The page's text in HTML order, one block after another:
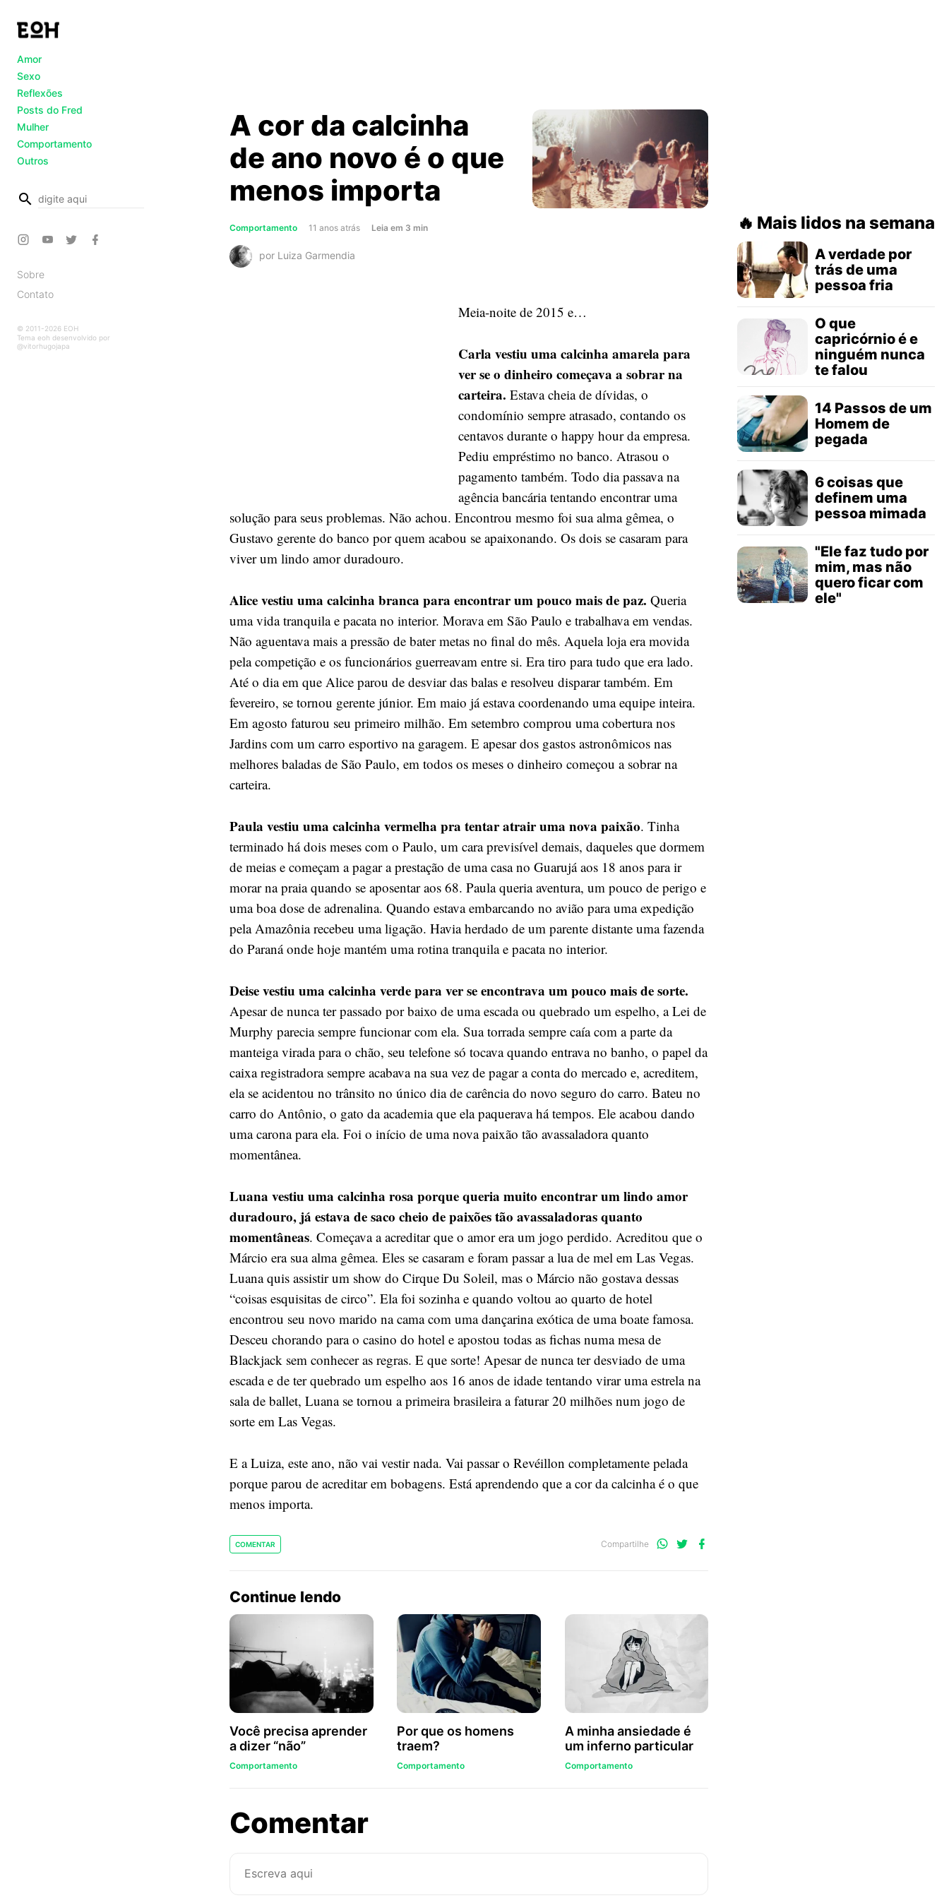
Amor
Sexo
Reflexões
Posts do Fred
Mulher
Comportamento
Outros
busca
Sobre
Contato
© 2011-2026 EOH
Tema eoh desenvolvido por
@vitorhugojapa
A cor da calcinha
de ano novo é o que
menos importa
Comportamento 11 anos atrás Leiaabout
em 3 min
por Luiza Garmendia
Meia-noite de 2015 e…
Carla vestiu uma calcinha amarela para
ver se o dinheiro começava a sobrar na
carteira. Estava cheia de dívidas, o
condomínio sempre atrasado, contando os
centavos durante o happy hour da empresa.
Pediu empréstimo no banco. Atrasou o
pagamento também. Todo dia passava na
agência bancária tentando encontrar uma
solução para seus problemas. Não achou. Encontrou mesmo foi sua alma gêmea, o
Gustavo gerente do banco por quem acabou se apaixonando. Os dois se casaram para
viver um lindo amor duradouro.
Alice vestiu uma calcinha branca para encontrar um pouco mais de paz. Queria
uma vida tranquila e pacata no interior. Morava em São Paulo e trabalhava em vendas.
Não aguentava mais a pressão de bater metas no final do mês. Aquela loja era movida
pela competição e os funcionários guerreavam entre si. Era tiro para tudo que era lado.
Até o dia em que Alice parou de desviar das balas e resolveu disparar também. Em
fevereiro, se tornou gerente júnior. Em maio já estava coordenando uma equipe inteira.
Em agosto faturou seu primeiro milhão. Em setembro comprou uma cobertura nos
Jardins com um carro esportivo na garagem. E apesar dos gastos astronômicos nas
melhores baladas de São Paulo, em todos os meses o dinheiro começou a sobrar na
carteira.
Paula vestiu uma calcinha vermelha pra tentar atrair uma nova paixão. Tinha
terminado há dois meses com o Paulo, um cara previsível demais, daqueles que dormem
de meias e começam a pagar a prestação de uma casa no Guarujá aos 18 anos para ir
morar na praia quando se aposentar aos 68. Paula queria aventura, um pouco de perigo e
uma boa dose de adrenalina. Quando estava embarcando no avião para uma expedição
pela Amazônia recebeu uma ligação. Havia herdado de um parente distante uma fazenda
do Paraná onde hoje mantém uma rotina tranquila e pacata no interior.
Deise vestiu uma calcinha verde para ver se encontrava um pouco mais de sorte.
Apesar de nunca ter passado por baixo de uma escada ou quebrado um espelho, a Lei de
Murphy parecia sempre funcionar com ela. Sua torrada sempre caía com a parte da
manteiga virada para o chão, seu telefone só tocava quando entrava no banho, o papel da
caixa registradora sempre acabava na sua vez de pagar a conta do mercado e, acreditem,
ela se acidentou no trânsito no único dia de carência do novo seguro do carro. Bateu no
carro do Antônio, o gato da academia que ela paquerava há tempos. Ele acabou dando
uma carona para ela. Foi o início de uma nova paixão tão avassaladora quanto
momentânea.
Luana vestiu uma calcinha rosa porque queria muito encontrar um lindo amor
duradouro, já estava de saco cheio de paixões tão avassaladoras quanto
momentâneas. Começava a acreditar que o amor era um jogo perdido. Acreditou que o
Márcio era sua alma gêmea. Eles se casaram e foram passar a lua de mel em Las Vegas.
Luana quis assistir um show do Cirque Du Soleil, mas o Márcio não gostava dessas
“coisas esquisitas de circo”. Ela foi sozinha e quando voltou ao quarto de hotel
encontrou seu novo marido na cama com uma dançarina exótica de uma boate famosa.
Desceu chorando para o casino do hotel e apostou todas as fichas numa mesa de
Blackjack sem conhecer as regras. E que sorte! Apesar de nunca ter desviado de uma
escada e de ter quebrado um espelho aos 16 anos de idade tentando virar uma estrela na
sala de ballet, Luana se tornou a primeira brasileira a faturar 20 milhões num jogo de
sorte em Las Vegas.
E a Luiza, este ano, não vai vestir nada. Vai passar o Revéillon completamente pelada
porque parou de acreditar em bobagens. Está aprendendo que a cor da calcinha é o que
menos importa.
COMENTAR Compartilhe
Compartilhe
Compartilhe
Continue lendo
Você precisa aprender
a dizer “não”
Comportamento
Por que os homens
traem?
Comportamento
A minha ansiedade é
um inferno particular
Comportamento
Comentarsobre
Mais lidos na semana
A verdade por
trás de uma
pessoa fria
O que
capricórnio é e
ninguém nunca
te falou
14 Passos de um
Homem de
pegada
6 coisas que
definem uma
pessoa mimada
"Ele faz tudo por
mim, mas não
quero ficar com
ele"